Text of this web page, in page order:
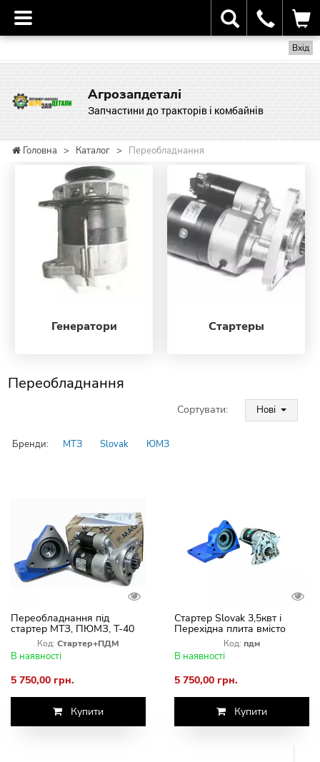
Вхід
Агрозапдеталі
Запчастини до тракторів і комбайнів
Головна > Каталог > Переобладнання
Генератори Стартеры
Переобладнання
Сортувати: Нові
Бренди: МТЗ Slovak ЮМЗ
Переобладнання під
стартер МТЗ, ПЮМЗ, Т-40
(Старр Магнетон Чехія 3,5
кВт+Перший плита ПДМ)
Код: Стартер+ПДМ
В наявності
5 750,00 грн.
Купити
Стартер Slovak 3,5квт і
Перехідна плита вмісто
пускача ПДМ (МТЗ, ЮМЗ,
Т-150) (комплект
переобладнання)
Код: пдм
В наявності
5 750,00 грн.
Купити